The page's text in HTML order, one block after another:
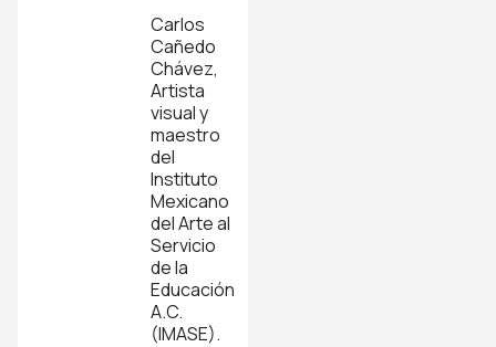
Carlos
Cañedo
Chávez,
Artista
visual y
maestro
del
Instituto
Mexicano
del Arte al
Servicio
de la
Educación
A.C.
(IMASE).